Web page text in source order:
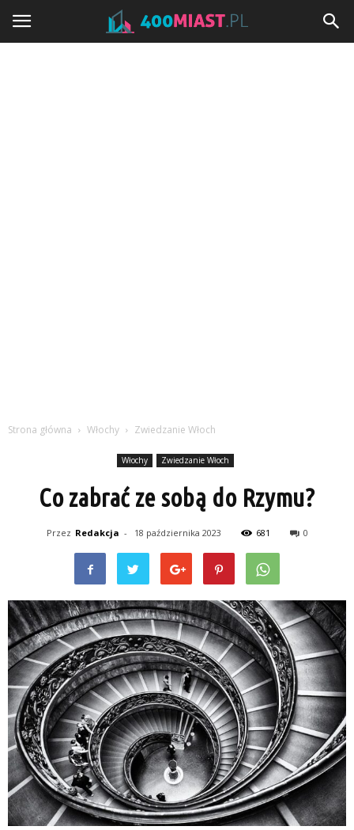
Strona główna Włochy Zwiedzanie Włoch
Włochy Zwiedzanie Włoch
Co zabrać ze sobą do Rzymu?
Przez Redakcja - 18 października 2023 681 0